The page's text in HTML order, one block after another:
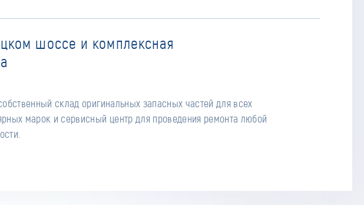
шоссе и комплексная
склад оригинальных запасных частей для всех
марок и сервисный центр для проведения ремонта любой